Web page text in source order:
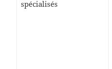
spécialisés